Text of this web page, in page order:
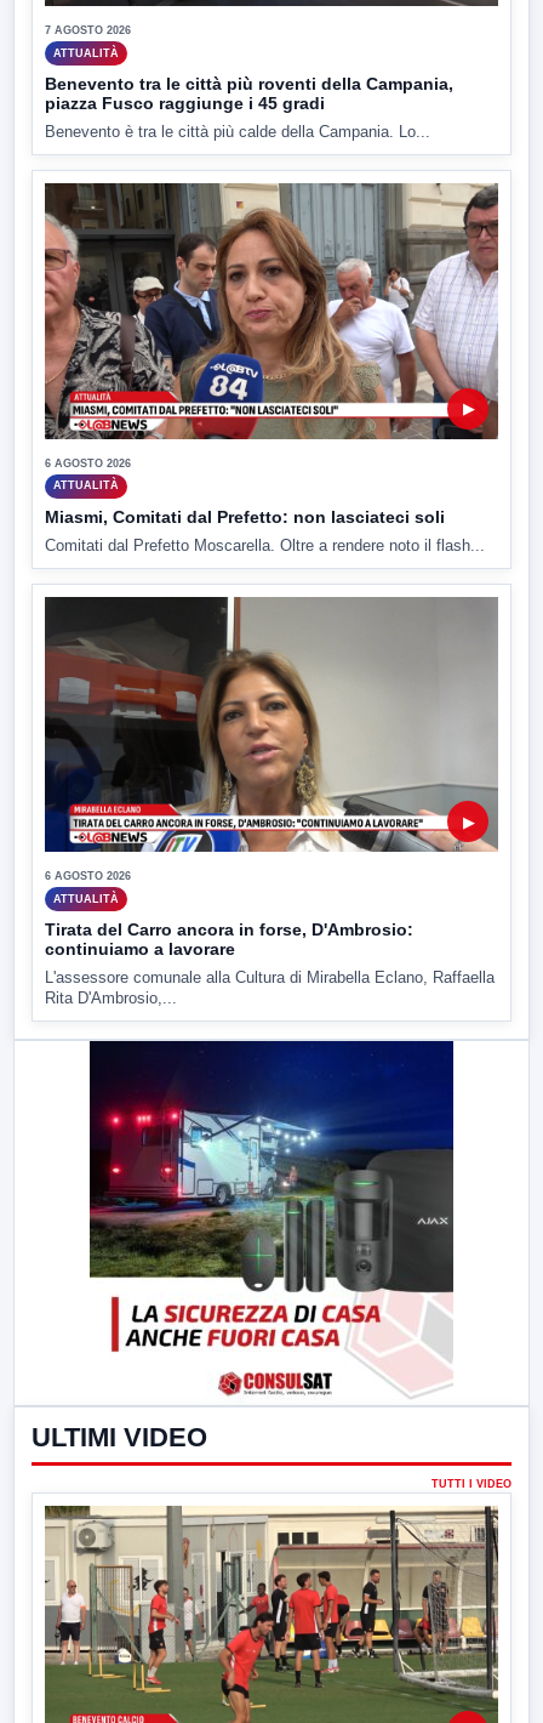
7 AGOSTO 2026
ATTUALITÀ
Benevento tra le città più roventi della Campania,
piazza Fusco raggiunge i 45 gradi
Benevento è tra le città più calde della Campania. Lo...
▶
6 AGOSTO 2026
ATTUALITÀ
Miasmi, Comitati dal Prefetto: non lasciateci soli
Comitati dal Prefetto Moscarella. Oltre a rendere noto il flash...
▶
6 AGOSTO 2026
ATTUALITÀ
Tirata del Carro ancora in forse, D'Ambrosio:
continuiamo a lavorare
L'assessore comunale alla Cultura di Mirabella Eclano, Raffaella
Rita D'Ambrosio,...
ULTIMI VIDEO
TUTTI I VIDEO